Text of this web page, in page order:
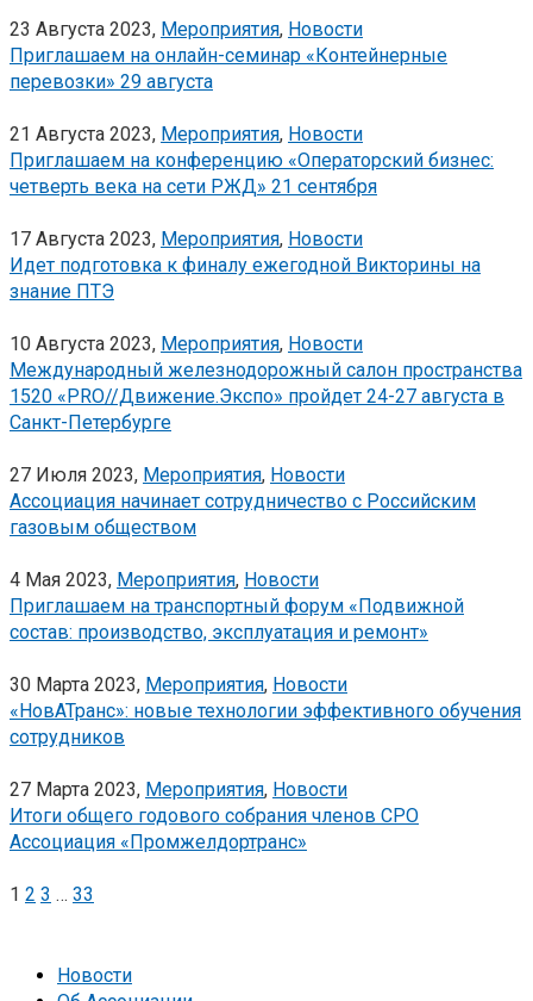
23 Августа 2023, Мероприятия, Новости
Приглашаем на онлайн-семинар «Контейнерные
перевозки» 29 августа
21 Августа 2023, Мероприятия, Новости
Приглашаем на конференцию «Операторский бизнес:
четверть века на сети РЖД» 21 сентября
17 Августа 2023, Мероприятия, Новости
Идет подготовка к финалу ежегодной Викторины на
знание ПТЭ
10 Августа 2023, Мероприятия, Новости
Международный железнодорожный салон пространства
1520 «PRO//Движение.Экспо» пройдет 24-27 августа в
Санкт-Петербурге
27 Июля 2023, Мероприятия, Новости
Ассоциация начинает сотрудничество с Российским
газовым обществом
4 Мая 2023, Мероприятия, Новости
Приглашаем на транспортный форум «Подвижной
состав: производство, эксплуатация и ремонт»
30 Марта 2023, Мероприятия, Новости
«НовАТранс»: новые технологии эффективного обучения
сотрудников
27 Марта 2023, Мероприятия, Новости
Итоги общего годового собрания членов СРО
Ассоциация «Промжелдортранс»
Пагинация
1 2 3 … 33
Новости